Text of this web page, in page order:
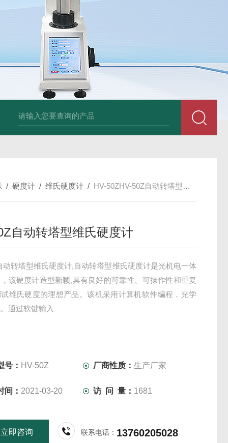
德国CS公司声学泄漏摄像机检测仪 德国美翠Metrel MI2088
/硬度计 /维氏硬度计 / HV-50ZHV-50Z自动转塔型维氏硬度计
自动转塔型维氏硬度计
动转塔型维氏硬度计,自动转塔型维氏硬度计是光机电一体
该硬度计造型新颖,具有良好的可靠性、可操作性和重复
维氏硬度的理想产品。该机采用计算机软件编程，光学
通过软键输入
号： HV-50Z 厂商性质：生产厂家
间： 2021-03-20 访 问 量： 1681
立即咨询 联系电话： 13760205028